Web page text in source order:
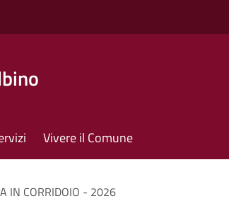
Vivere il Comune
IN CORRIDOIO - 2026